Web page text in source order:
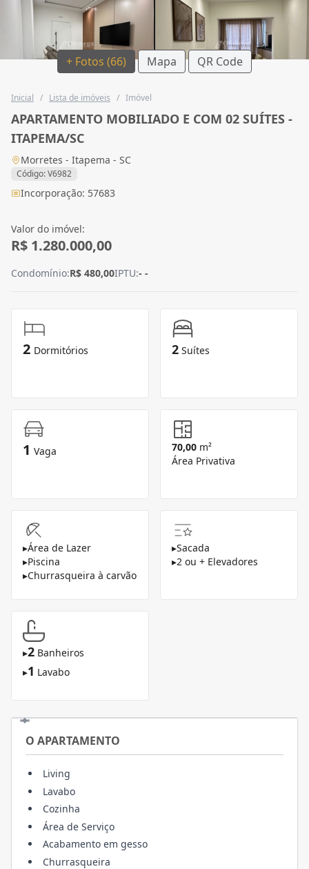
+ Fotos (66) Mapa QR Code
Inicial / Lista de imóveis / Imóvel
APARTAMENTO MOBILIADO E COM 02 SUÍTES -
ITAPEMA/SC
Morretes - Itapema - SC
Código: V6982
Incorporação: 57683
Valor do imóvel:
R$ 1.280.000,00
Condomínio:R$ 480,00IPTU:- -
2 Dormitórios 2 Suítes
1 Vaga 70,00 m²
Área Privativa
▸Área de Lazer
▸Piscina
▸Churrasqueira à carvão
▸Sacada
▸2 ou + Elevadores
▸2 Banheiros
▸1 Lavabo
O APARTAMENTO
Living
Lavabo
Cozinha
Área de Serviço
Acabamento em gesso
Churrasqueira